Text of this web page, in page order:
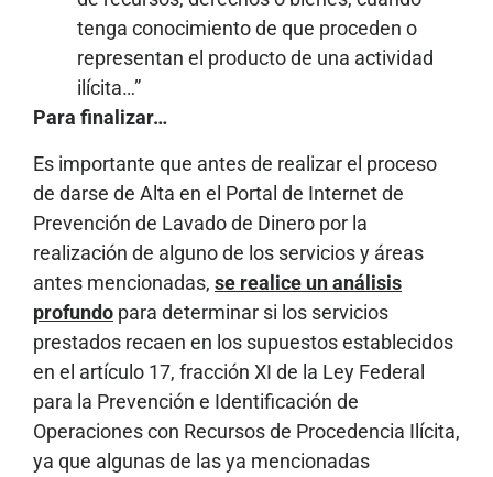
tenga conocimiento de que proceden o
representan el producto de una actividad
ilícita…”
Para finalizar…
Es importante que antes de realizar el proceso
de darse de Alta en el Portal de Internet de
Prevención de Lavado de Dinero por la
realización de alguno de los servicios y áreas
antes mencionadas, se realice un análisis
profundo para determinar si los servicios
prestados recaen en los supuestos establecidos
en el artículo 17, fracción XI de la Ley Federal
para la Prevención e Identificación de
Operaciones con Recursos de Procedencia Ilícita,
ya que algunas de las ya mencionadas